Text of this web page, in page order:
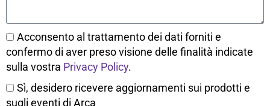
Acconsento al trattamento dei dati forniti e
confermo di aver preso visione delle finalità indicate
sulla vostra Privacy Policy.
Sì, desidero ricevere aggiornamenti sui prodotti e
sugli eventi di Arca